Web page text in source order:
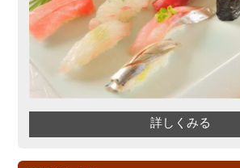
詳しくみる